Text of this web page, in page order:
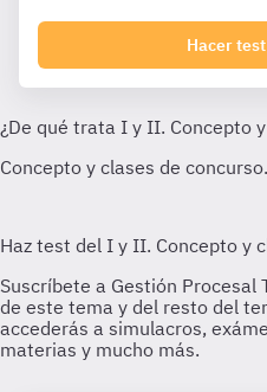
Hacer test